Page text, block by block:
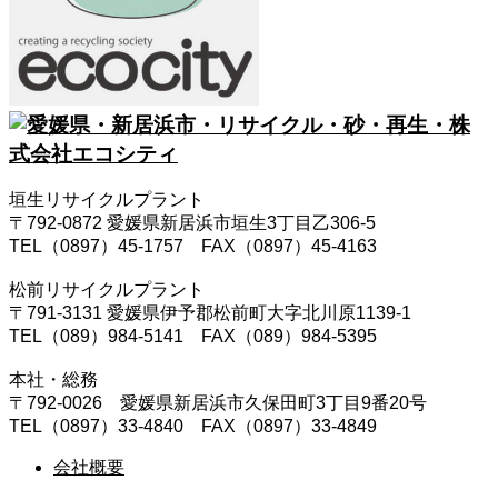
垣生リサイクルプラント
〒792-0872 愛媛県新居浜市垣生3丁目乙306-5
TEL（0897）45-1757 FAX（0897）45-4163
松前リサイクルプラント
〒791-3131 愛媛県伊予郡松前町大字北川原1139-1
TEL（089）984-5141 FAX（089）984-5395
本社・総務
〒792-0026 愛媛県新居浜市久保田町3丁目9番20号
TEL（0897）33-4840 FAX（0897）33-4849
会社概要